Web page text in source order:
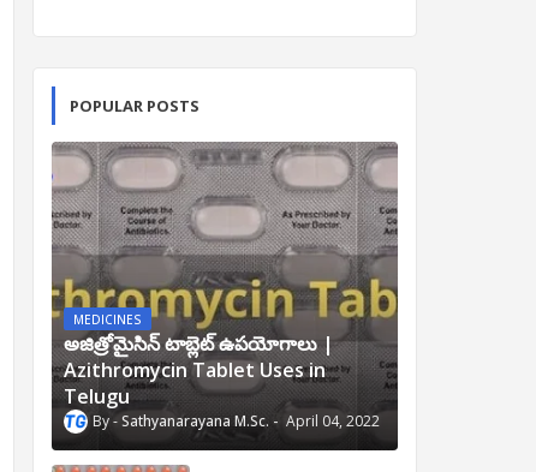
POPULAR POSTS
MEDICINES
అజిత్రోమైసిన్ టాబ్లెట్ ఉపయోగాలు |
Azithromycin Tablet Uses in
Telugu
Sathyanarayana M.Sc. April 04, 2022